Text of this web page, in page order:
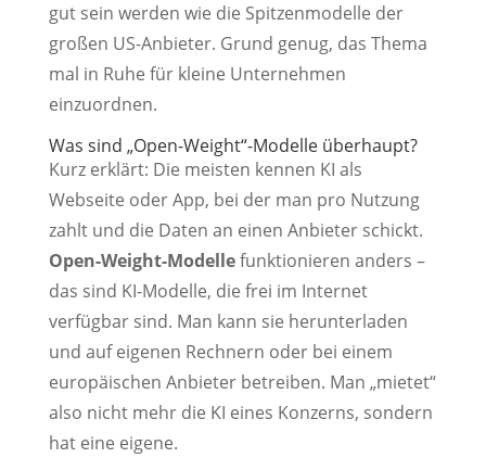
gut sein werden wie die Spitzenmodelle der
großen US-Anbieter. Grund genug, das Thema
mal in Ruhe für kleine Unternehmen
einzuordnen.
Was sind „Open-Weight“-Modelle überhaupt?
Kurz erklärt: Die meisten kennen KI als
Webseite oder App, bei der man pro Nutzung
zahlt und die Daten an einen Anbieter schickt.
Open-Weight-Modellefunktionieren anders –
das sind KI-Modelle, die frei im Internet
verfügbar sind. Man kann sie herunterladen
und auf eigenen Rechnern oder bei einem
europäischen Anbieter betreiben. Man „mietet“
also nicht mehr die KI eines Konzerns, sondern
hat eine eigene.